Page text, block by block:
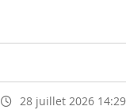
28 juillet 2026 14:29